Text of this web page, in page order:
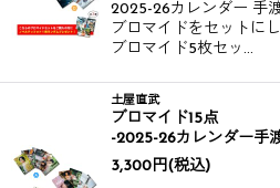
2025-26カレンダー 手
ブロマイドをセットに
ブロマイド5枚セッ…
土屋直武
ブロマイド15点
-2025-26カレンダー手
3,300 円(税込)